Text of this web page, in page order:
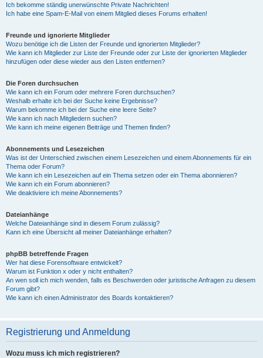
Ich bekomme ständig unerwünschte Private Nachrichten!
Ich habe eine Spam-E-Mail von einem Mitglied dieses Forums erhalten!
Freunde und ignorierte Mitglieder
Wozu benötige ich die Listen der Freunde und ignorierten Mitglieder?
Wie kann ich Mitglieder zur Liste der Freunde oder zur Liste der ignorierten Mitglieder
hinzufügen oder diese wieder aus den Listen entfernen?
Die Foren durchsuchen
Wie kann ich ein Forum oder mehrere Foren durchsuchen?
Weshalb erhalte ich bei der Suche keine Ergebnisse?
Warum bekomme ich bei der Suche eine leere Seite?
Wie kann ich nach Mitgliedern suchen?
Wie kann ich meine eigenen Beiträge und Themen finden?
Abonnements und Lesezeichen
Was ist der Unterschied zwischen einem Lesezeichen und einem Abonnements für ein
Thema oder Forum?
Wie kann ich ein Lesezeichen auf ein Thema setzen oder ein Thema abonnieren?
Wie kann ich ein Forum abonnieren?
Wie deaktiviere ich meine Abonnements?
Dateianhänge
Welche Dateianhänge sind in diesem Forum zulässig?
Kann ich eine Übersicht all meiner Dateianhänge erhalten?
phpBB betreffende Fragen
Wer hat diese Forensoftware entwickelt?
Warum ist Funktion x oder y nicht enthalten?
An wen soll ich mich wenden, falls es Beschwerden oder juristische Anfragen zu diesem
Forum gibt?
Wie kann ich einen Administrator des Boards kontaktieren?
Registrierung und Anmeldung
Wozu muss ich mich registrieren?